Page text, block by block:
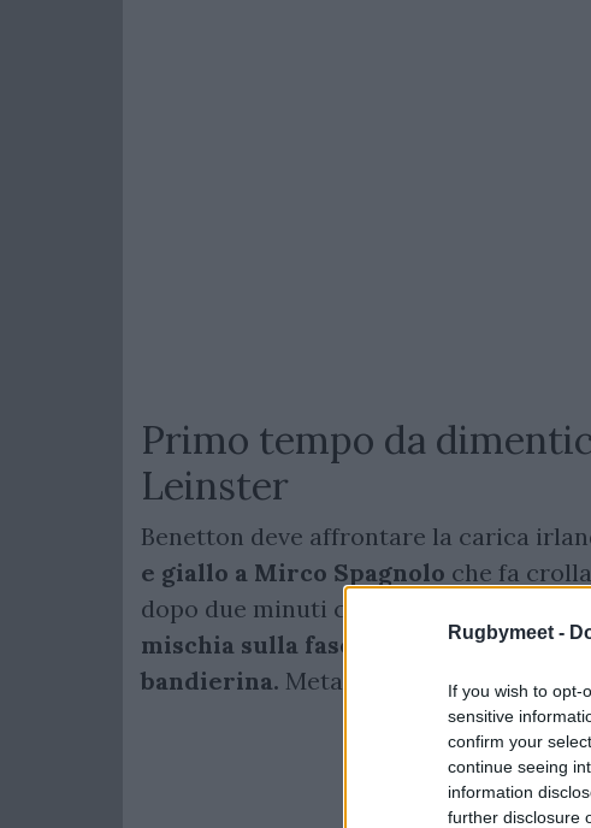
Rugbymeet -
If you wish to opt-
sensitive
confirm your
continue seeing
information
further disclosure
Primo tempo da
Leinster
Benetton deve affrontare la carica
e giallo a Mirco Spagnolo che fa
dopo due minuti con Ciaran Frawley: 0 a
mischia sulla fascia, ottimo incrocio
bandierina. Meta del bonus al 25' con